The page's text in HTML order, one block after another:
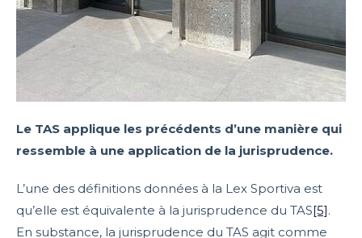
Le TAS applique les précédents d’une manière qui
ressemble à une application de la jurisprudence.
L’une des définitions données à la Lex Sportiva est
qu’elle est équivalente à la jurisprudence du TAS[5].
En substance, la jurisprudence du TAS agit comme